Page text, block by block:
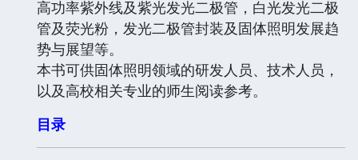
高功率紫外线及紫光发光二极管，白光发光二极
管及荧光粉，发光二极管封装及固体照明发展趋
势与展望等。
本书可供固体照明领域的研发人员、技术人员，
以及高校相关专业的师生阅读参考。
目录